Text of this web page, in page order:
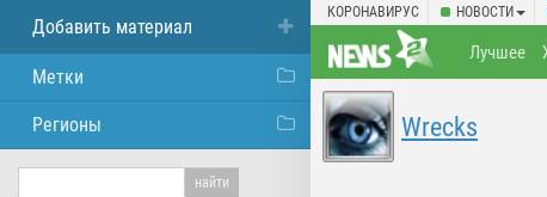
КОРОНАВИРУС НОВОСТИ
Лучшее
Wrecks
Добавить материал
Метки
Регионы